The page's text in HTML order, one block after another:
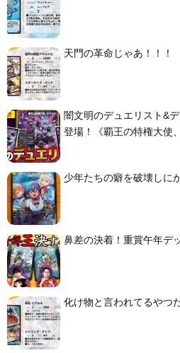
天門の革命じゃあ！！！
闇文明のデュエリスト&
登場！《覇王の特権大使
少年たちの癖を破壊しに
鼻差の決着！重賞午年デ
化け物と言われてるやつ